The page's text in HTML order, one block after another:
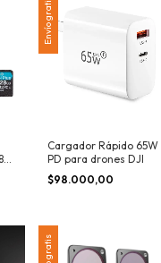
Envío gratis
Cargador Rápido 65W
PD para drones DJI
$98.000,00